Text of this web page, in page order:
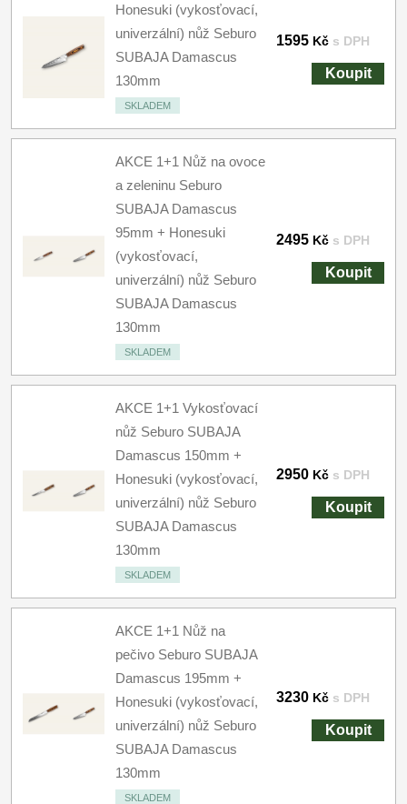
Honesuki (vykosťovací,
univerzální) nůž Seburo
SUBAJA Damascus
130mm
SKLADEM
1595 Kč s DPH
Koupit
AKCE 1+1 Nůž na ovoce
a zeleninu Seburo
SUBAJA Damascus
95mm + Honesuki
(vykosťovací,
univerzální) nůž Seburo
SUBAJA Damascus
130mm
SKLADEM
2495 Kč s DPH
Koupit
AKCE 1+1 Vykosťovací
nůž Seburo SUBAJA
Damascus 150mm +
Honesuki (vykosťovací,
univerzální) nůž Seburo
SUBAJA Damascus
130mm
SKLADEM
2950 Kč s DPH
Koupit
AKCE 1+1 Nůž na
pečivo Seburo SUBAJA
Damascus 195mm +
Honesuki (vykosťovací,
univerzální) nůž Seburo
SUBAJA Damascus
130mm
SKLADEM
3230 Kč s DPH
Koupit